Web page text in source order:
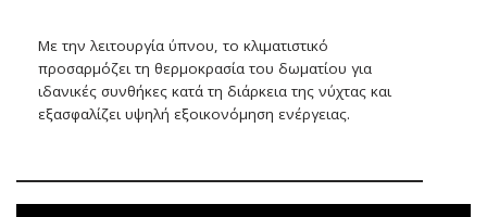
Με την λειτουργία ύπνου, το κλιματιστικό
προσαρμόζει τη θερμοκρασία του δωματίου για
ιδανικές συνθήκες κατά τη διάρκεια της νύχτας και
εξασφαλίζει υψηλή εξοικονόμηση ενέργειας.